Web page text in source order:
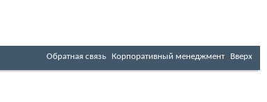
Обратная связь Корпоративный менеджмент Вверх